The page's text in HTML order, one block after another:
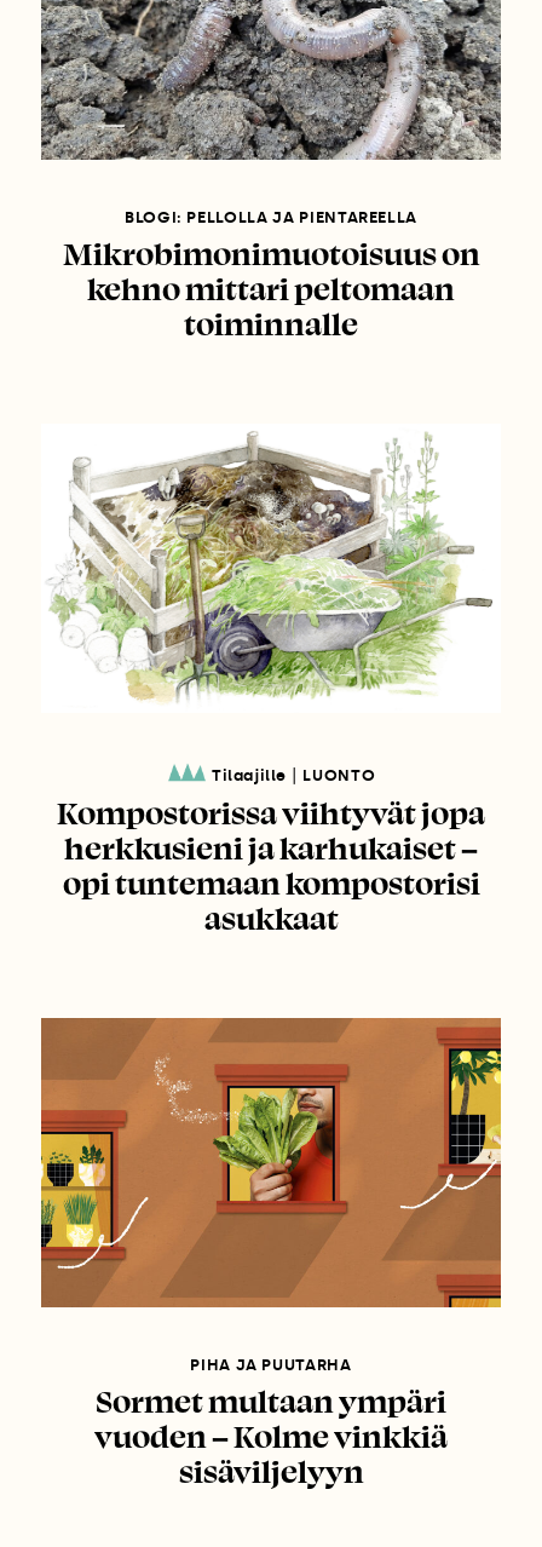
BLOGI: PELLOLLA JA PIENTAREELLA
Mikrobimonimuotoisuus on
kehno mittari peltomaan
toiminnalle
Tilaajille LUONTO
Kompostorissa viihtyvät jopa
herkkusieni ja karhukaiset –
opi tuntemaan kompostorisi
asukkaat
PIHA JA PUUTARHA
Sormet multaan ympäri
vuoden – Kolme vinkkiä
sisäviljelyyn